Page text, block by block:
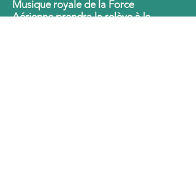
Musique royale de la Force
Aérienne,prendra la relève à la